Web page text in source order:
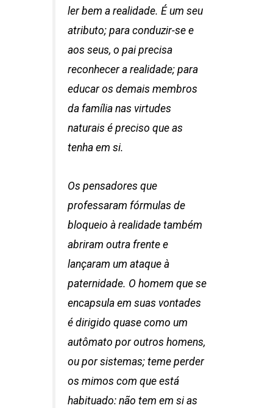
ler bem a realidade. É um seu
atributo; para conduzir-se e
aos seus, o pai precisa
reconhecer a realidade; para
educar os demais membros
da família nas virtudes
naturais é preciso que as
tenha em si.
Os pensadores que
professaram fórmulas de
bloqueio à realidade também
abriram outra frente e
lançaram um ataque à
paternidade. O homem que se
encapsula em suas vontades
é dirigido quase como um
autômato por outros homens,
ou por sistemas; teme perder
os mimos com que está
habituado: não tem em si as